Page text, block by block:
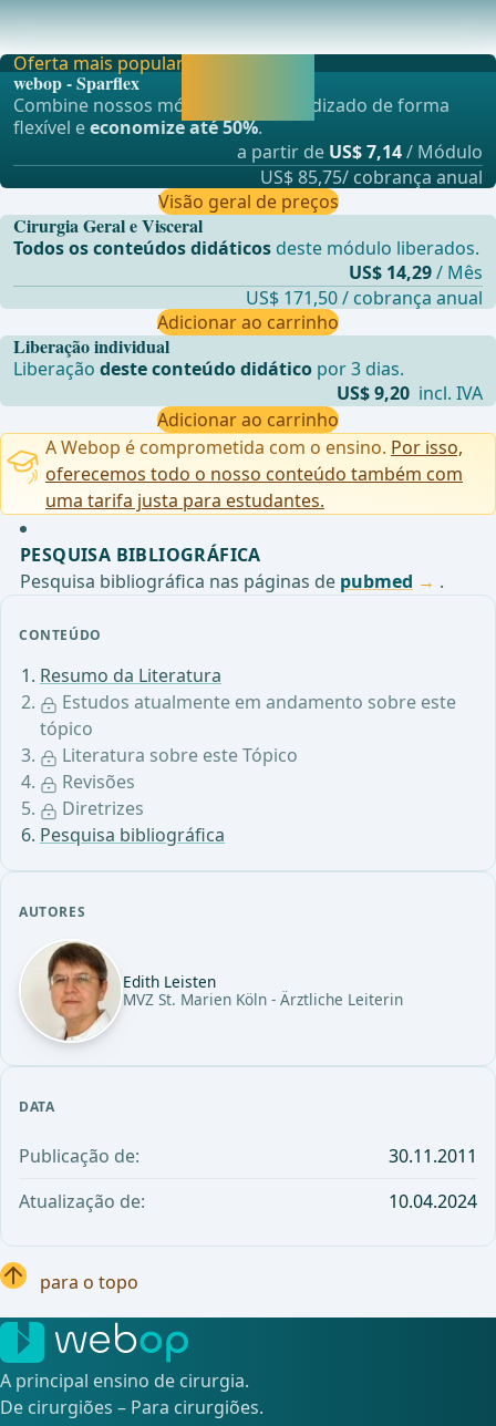
CONTEÚDO
Resumo da Literatura
Estudos atualmente em andamento sobre este
tópico
Literatura sobre este Tópico
Revisões
Diretrizes
Pesquisa bibliográfica
AUTORES
Edith Leisten
MVZ St. Marien Köln - Ärztliche Leiterin
DATA
Publicação de:
30.11.2011
Atualização de:
10.04.2024
Reparo de h&#xE9;rnia ventral rob&#xF3;tico versus
aberto: um ensaio controlado randomizadoRECOVER:
Liberação individual
Liberaçãodeste conteúdo didático por 3 dias.
US$ 9,20 incl. IVA
Adicionar ao carrinho
Oferta mais popular
webop - Sparflex
Combine nossos módulos de aprendizado de forma
flexível eeconomize até 50%.
a partir de US$ 7,14/ Módulo
US$ 85,75/ cobrança anual
Visão geral de preços
Cirurgia Geral e Visceral
Todos os conteúdos didáticos deste módulo liberados.
US$ 14,29/ Mês
US$ 171,50 / cobrança anual
Adicionar ao carrinho
A Webop é comprometida com o ensino. Por isso,
oferecemos todo o nosso conteúdo também com
uma tarifa justa para estudantes.
PESQUISA BIBLIOGRÁFICA
Pesquisa bibliográfica nas páginas de pubmed .
para o topo
A principal ensino de cirurgia.
De cirurgiões – Para cirurgiões.